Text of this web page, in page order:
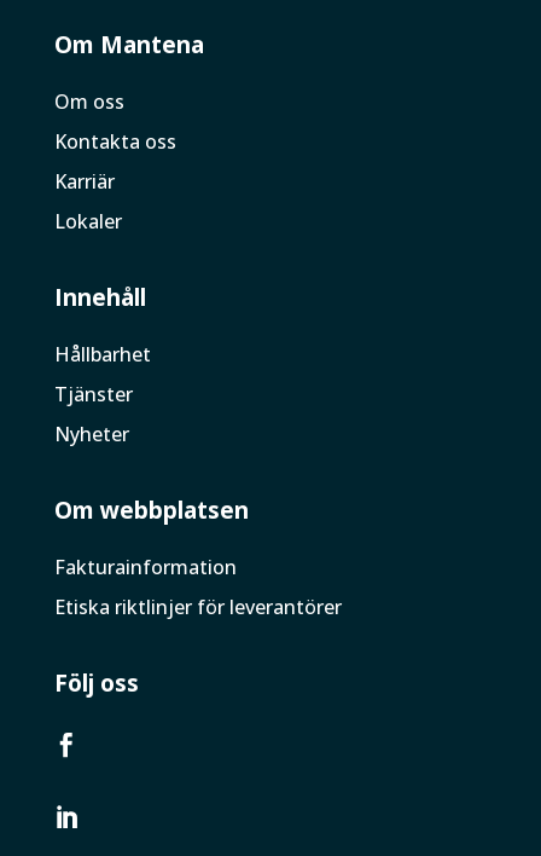
Om Mantena
Om oss
Kontakta oss
Karriär
Lokaler
Innehåll
Hållbarhet
Tjänster
Nyheter
Om webbplatsen
Faktura­information
Etiska riktlinjer för leverantörer
Följ oss

